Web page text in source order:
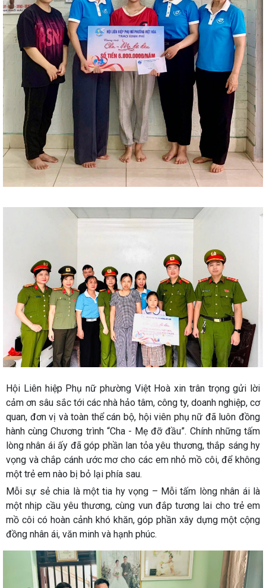
Hội Liên hiệp Phụ nữ phường Việt Hoà xin trân trọng gửi lời
cảm ơn sâu sắc tới các nhà hảo tâm, công ty, doanh nghiệp, cơ
quan, đơn vị và toàn thể cán bộ, hội viên phụ nữ đã luôn đồng
hành cùng Chương trình “Cha - Mẹ đỡ đầu”. Chính những tấm
lòng nhân ái ấy đã góp phần lan tỏa yêu thương, thắp sáng hy
vọng và chắp cánh ước mơ cho các em nhỏ mồ côi, để không
một trẻ em nào bị bỏ lại phía sau.
Mỗi sự sẻ chia là một tia hy vọng – Mỗi tấm lòng nhân ái là
một nhịp cầu yêu thương, cùng vun đắp tương lai cho trẻ em
mồ côi có hoàn cảnh khó khăn, góp phần xây dựng một cộng
đồng nhân ái, văn minh và hạnh phúc.